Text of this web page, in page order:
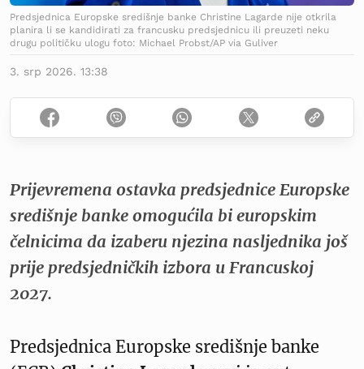
Predsjednica Europske središnje banke Christine Lagarde nije otkrila
planira li se kandidirati za francusku predsjednicu ili preuzeti neku
drugu političku ulogu foto: Michael Probst/AP via Guliver
3. srp 2026. 13:38
Prijevremena ostavka predsjednice Europske
središnje banke omogućila bi europskim
čelnicima da izaberu njezina nasljednika još
prije predsjedničkih izbora u Francuskoj
2027.
Predsjednica Europske središnje banke